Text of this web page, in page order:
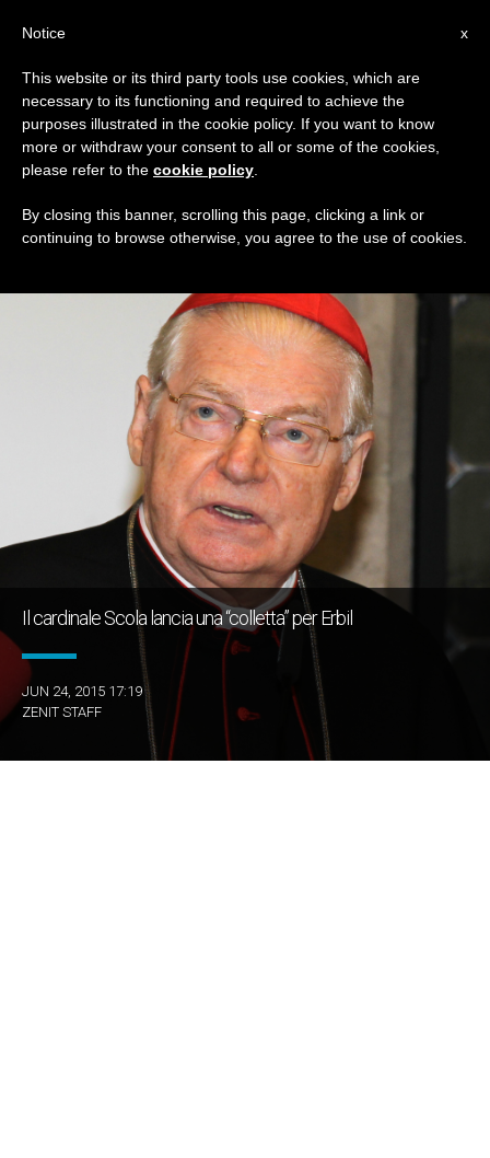
GIORNO
Giugno 24th, 2015
ULTIME NOTIZIE
Il cardinale Scola lancia una “colletta” per Erbil
JUN 24, 2015 17:19
ZENIT STAFF
x
Notice
This website or its third party tools use cookies, which are
necessary to its functioning and required to achieve the
purposes illustrated in the cookie policy. If you want to know
more or withdraw your consent to all or some of the cookies,
please refer to the cookie policy
By closing this banner, scrolling this page, clicking a link or
continuing to browse otherwise, you agree to the use of cookies.